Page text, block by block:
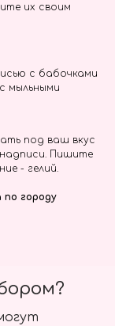
их своим
с бабочками
мыльными
под ваш вкус
Пишите
- гелий.
городу